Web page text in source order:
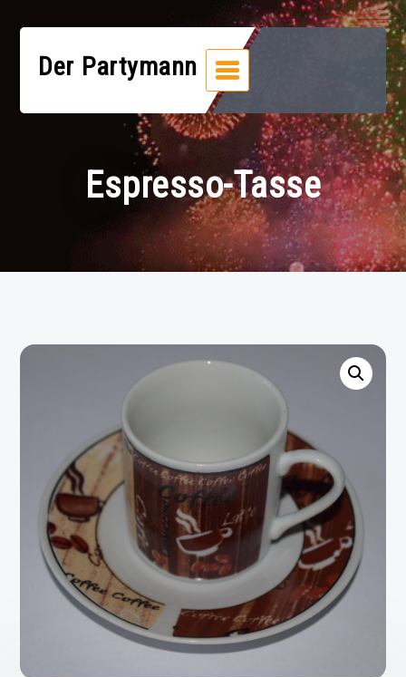
Inhalt
springenDer Partymann
Espresso-Tasse